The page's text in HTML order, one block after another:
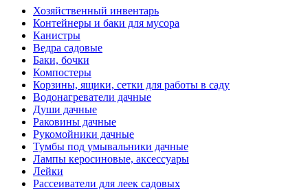
Хозяйственный инвентарь
Контейнеры и баки для мусора
Канистры
Ведра садовые
Баки, бочки
Компостеры
Корзины, ящики, сетки для работы в саду
Водонагреватели дачные
Души дачные
Раковины дачные
Рукомойники дачные
Тумбы под умывальники дачные
Лампы керосиновые, аксессуары
Лейки
Рассеиватели для леек садовых